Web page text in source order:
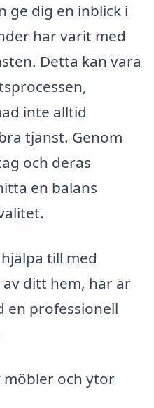
ge dig en inblick i
har varit med
Detta kan vara
inte alltid
tjänst. Genom
och deras
en balans
till med
ditt hem, här är
en professionell
och ytor